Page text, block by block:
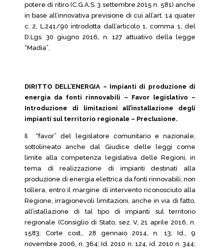
potere di ritiro (C.G.A.S. 3 settembre 2015 n. 581) anche
in base all’innovativa previsione di cui all’art. 14 quater
c. 2, L.241/90 introdotta dall’articolo 1, comma 1, del
D.Lgs. 30 giugno 2016, n. 127 attuativo della legge
“Madia”.
DIRITTO DELL’ENERGIA – Impianti di produzione di
energia da fonti rinnovabili – Favor legislativo –
Introduzione di limitazioni all’installazione degli
impianti sul territorio regionale – Preclusione.
Il “favor” del legislatore comunitario e nazionale,
sottolineato anche dal Giudice delle leggi come
limite alla competenza legislativa delle Regioni, in
tema di realizzazione di impianti destinati alla
produzione di energia elettrica da fonti rinnovabili, non
tollera, entro il margine di intervento riconosciuto alla
Regione, irragionevoli limitazioni, anche in via di fatto,
all’istallazione di tal tipo di impianti sul territorio
regionale (Consiglio di Stato, sez. V, 21 aprile 2016, n.
1583; Corte cost., 28 gennaio 2014, n. 13; Id., 9
novembre 2006, n. 364; Id. 2010 n. 124, id. 2010 n. 344;